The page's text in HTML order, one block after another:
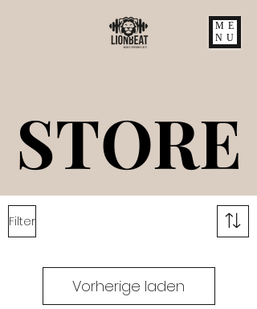
ME
NU
STORE
STORE
Filter
Vorherige laden